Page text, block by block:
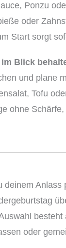
Ponzu
oder
Start sorgt
Blick
und plane
Tofu
ohne
deinem
oder